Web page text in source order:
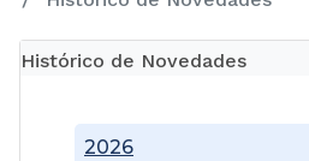
Histórico de Novedades
2026